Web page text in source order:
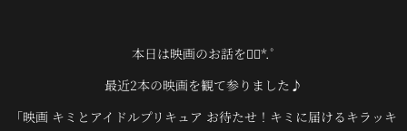
本日は映画のお話を❁⃘*.ﾟ
最近2本の映画を観て参りました♪
「映画 キミとアイドルプリキュア お待たせ！キミに届けるキラッキ